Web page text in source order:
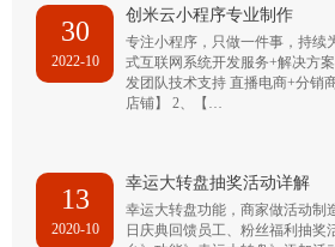
30
2022-10
创米云小程序专业制作
专注小程序，只做一件事，持续
式互联网系统开发服务+解决方
发团队技术支持 直播电商+分销
店铺】 2、【…
13
2020-10
幸运大转盘抽奖活动详解
幸运大转盘功能，商家做活动制
日庆典回馈员工、粉丝福利抽奖